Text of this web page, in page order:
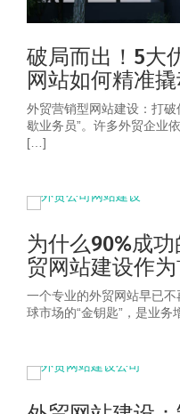
破局而出！5大
网站如何精准
外贸营销型网站建设：打
歇业务员”。许多外贸企业
[…]
为什么90%成
贸网站建设作
一个专业的外贸网站早已不
球市场的“金钥匙”，是业